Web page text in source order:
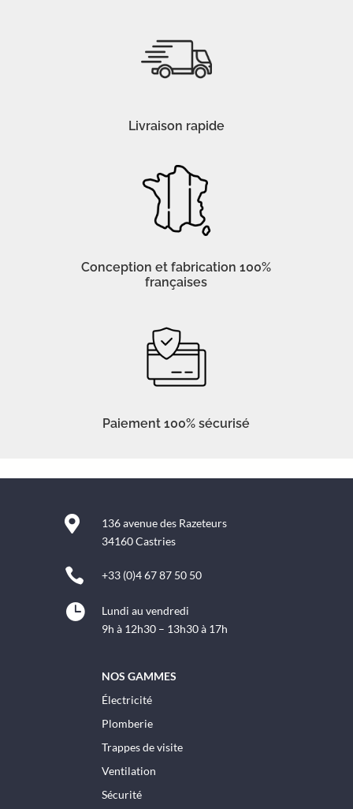
Livraison rapide
Conception et fabrication 100%
françaises
Paiement 100% sécurisé

136 avenue des Razeteurs
34160 Castries
 +33 (0)4 67 87 50 50

Lundi au vendredi
9h à 12h30 – 13h30 à 17h
NOS GAMMES
Électricité
Plomberie
Trappes de visite
Ventilation
Sécurité